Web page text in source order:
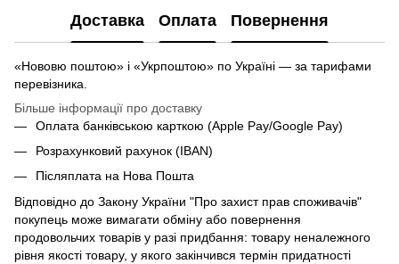
Доставка Оплата Повернення
«Нововю поштою» і «Укрпоштою» по Україні — за тарифами
перевізника.
Більше інформації про доставку
Оплата банківською карткою (Apple Pay/Google Pay)
Розрахунковий рахунок (IBAN)
Післяплата на Нова Пошта
Відповідно до Закону України "Про захист прав споживачів"
покупець може вимагати обміну або повернення
продовольчих товарів у разі придбання: товару неналежного
рівня якості товару, у якого закінчився термін придатності